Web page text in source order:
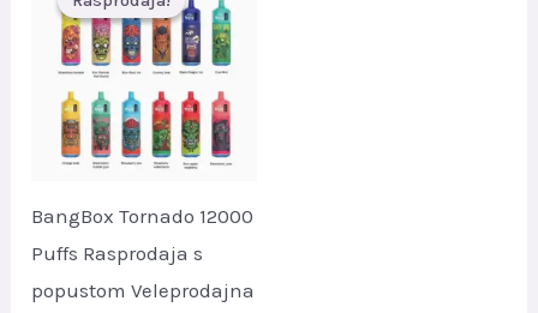
BangBox Tornado 12000
Puffs Rasprodaja s
popustom Veleprodajna